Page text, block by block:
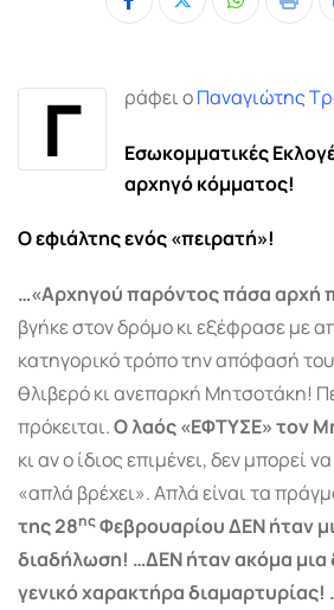
Whatsapp
Print
Γ ράφει οΠαναγιώτης
Εσωκομματικές
αρχηγό κόμματος!
Ο εφιάλτης ενός «πειρατή»!
…«Αρχηγού παρόντος πάσα αρχή
βγήκε στον δρόμο κι εξέφρασε με
κατηγορικό τρόπο την απόφασή
θλιβερό κι ανεπαρκή Μητσοτάκη!
πρόκειται.Ο λαός «ΕΦΤΥΣΕ» τον
κι αν ο ίδιος επιμένει, δεν μπορεί
«απλά βρέχει». Απλά είναι τα
της 28ηςΦεβρουαρίου ΔΕΝ ήταν
διαδήλωση! …ΔΕΝ ήταν ακόμα μια
γενικό χαρακτήρα διαμαρτυρίας!